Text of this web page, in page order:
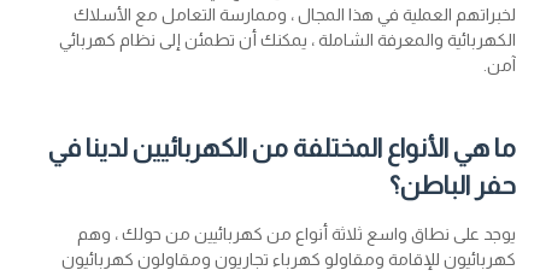
لخبراتهم العملية في هذا المجال ، وممارسة التعامل مع الأسلاك
الكهربائية والمعرفة الشاملة ، يمكنك أن تطمئن إلى نظام كهربائي
آمن.
ما هي الأنواع المختلفة من الكهربائيين لدينا في
حفر الباطن؟
يوجد على نطاق واسع ثلاثة أنواع من كهربائيين من حولك ، وهم
كهربائيون للإقامة ومقاولو كهرباء تجاريون ومقاولون كهربائيون